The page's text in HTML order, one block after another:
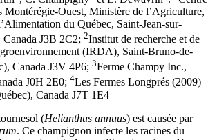
Montérégie-Ouest, Ministère de l’Agriculture,
du Québec, Saint-Jean-sur-
J3B 2C2; 2Institut de recherche et de
(IRDA), Saint-Bruno-de-
Canada J3V 4P6; 3Ferme Champy Inc.,
J0H 2E0; 4Les Fermes Longprés (2009)
Canada J7T 1E4
(Helianthus annuus) est causée par
. Ce champignon infecte les racines du